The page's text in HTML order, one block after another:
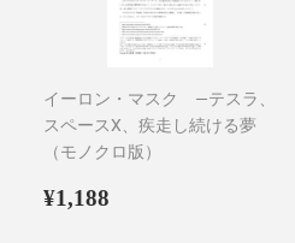
イーロン・マスク ―テスラ、
スペースX、疾走し続ける夢
（モノクロ版）
通
¥1,188